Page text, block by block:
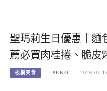
聖瑪莉生日優惠｜麵
薦必買肉桂捲、脆皮
板橋美食 PEKO 2026-07-15